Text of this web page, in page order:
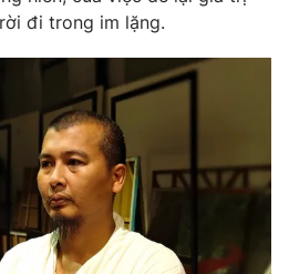
đi trong im lặng.